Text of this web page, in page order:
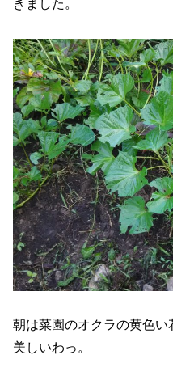
きました。
朝は菜園のオクラの黄色い
美しいわっ。